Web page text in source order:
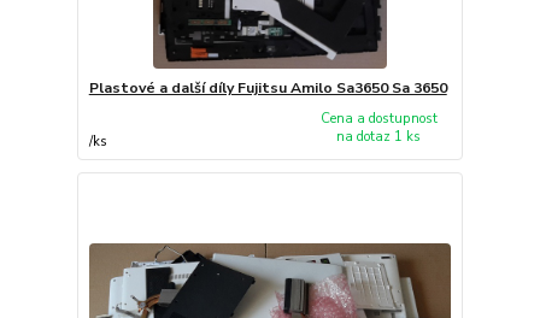
Plastové a další díly Fujitsu Amilo Sa3650 Sa 3650
/ks
Cena a dostupnost
na dotaz 1 ks